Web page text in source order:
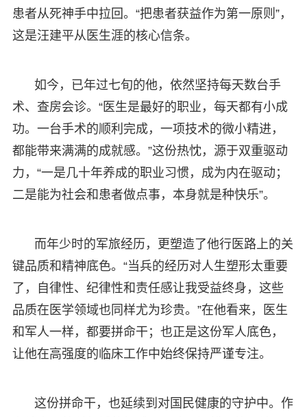
患者从死神手中拉回。“把患者获益作为第一原则”，
这是汪建平从医生涯的核心信条。
如今，已年过七旬的他，依然坚持每天数台手
术、查房会诊。“医生是最好的职业，每天都有小成
功。一台手术的顺利完成，一项技术的微小精进，
都能带来满满的成就感。”这份热忱，源于双重驱动
力，“一是几十年养成的职业习惯，成为内在驱动；
二是能为社会和患者做点事，本身就是种快乐”。
而年少时的军旅经历，更塑造了他行医路上的关
键品质和精神底色。“当兵的经历对人生塑形太重要
了，自律性、纪律性和责任感让我受益终身，这些
品质在医学领域也同样尤为珍贵。”在他看来，医生
和军人一样，都要拼命干；也正是这份军人底色，
让他在高强度的临床工作中始终保持严谨专注。
这份拼命干，也延续到对国民健康的守护中。作